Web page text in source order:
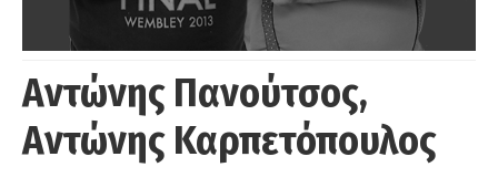
Αντώνης Πανούτσος,
Αντώνης Καρπετόπουλος